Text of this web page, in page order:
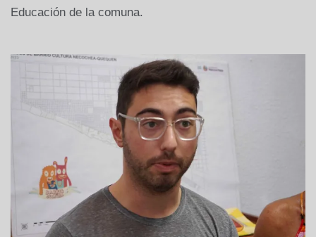
Educación de la comuna.